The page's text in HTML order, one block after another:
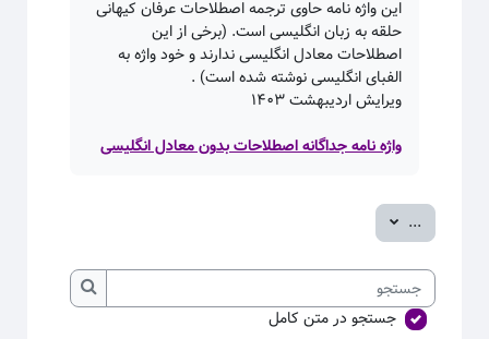
این واژه نامه حاوی ترجمه اصطلاحات عرفان کیهانی
حلقه به زبان انگلیسی است. (برخی از این
اصطلاحات معادل انگلیسی ندارند و خود واژه به
الفبای انگلیسی نوشته شده است) .
ویرایش اردیبهشت۱۴۰۳
واژه نامه جداگانه اصطلاحات بدون معادل انگلیسی
... صدور ورودی‌ها
جستجو
جستجو
جستجو در متن کامل